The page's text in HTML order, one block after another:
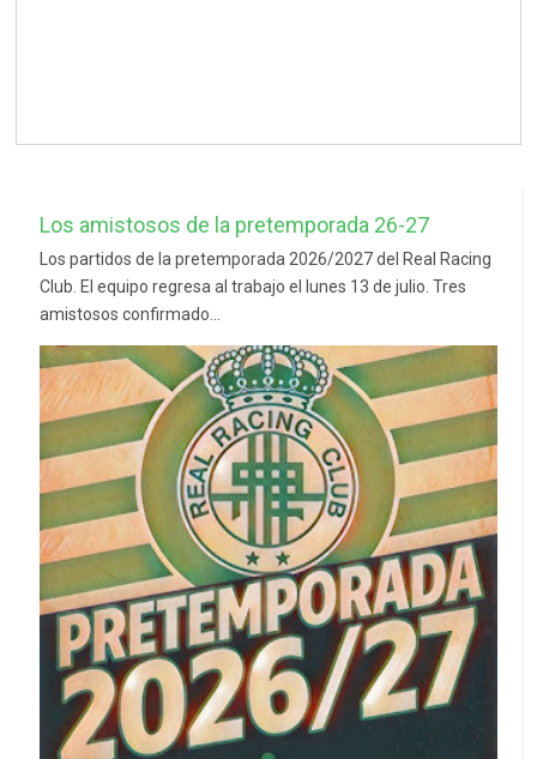
Los amistosos de la pretemporada 26-27
Los partidos de la pretemporada 2026/2027 del Real Racing
Club. El equipo regresa al trabajo el lunes 13 de julio. Tres
amistosos confirmado...